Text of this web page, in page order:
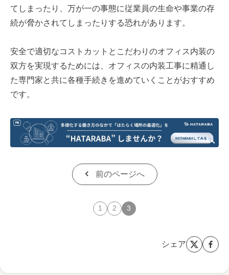
てしまったり、万が一の事態に従業員の生命や事業の存
続が脅かされてしまったりする恐れがあります。
安全で適切なコストカットとこだわりのオフィス内装の
双方を実現するためには、オフィスの内装工事に精通し
た専門家と共に各種手続きを進めていくことがおすすめ
です。
前のページへ
1 2 3
シェア